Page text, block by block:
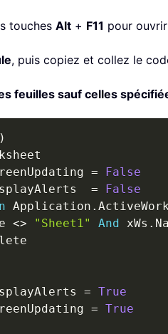
touches Alt + F11 pour
, puis copiez et collez le
feuilles sauf celles
)
=
False
=
False
Application .
<> "Sheet1" And xWs .
= True
= True